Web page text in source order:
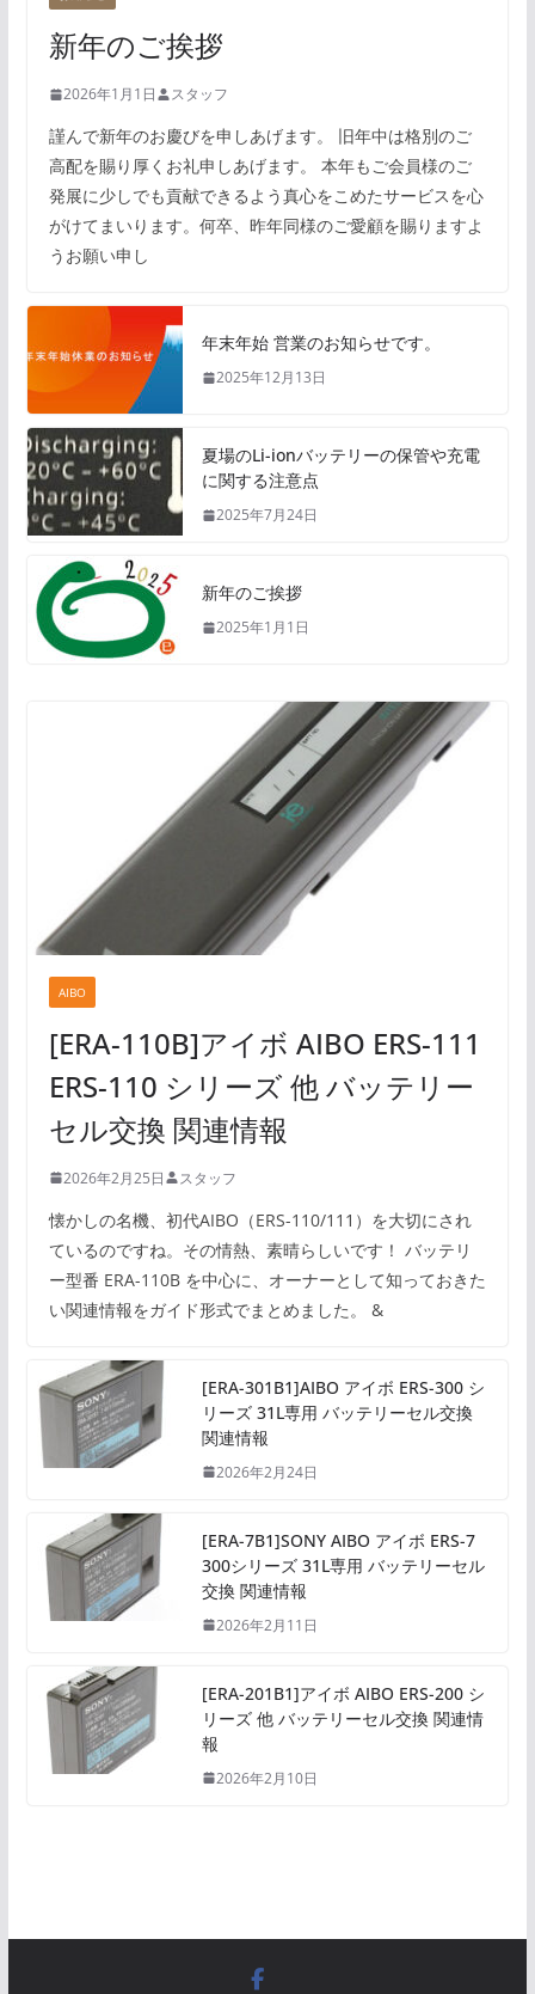
新年のご挨拶
2026年1月1日 スタッフ
謹んで新年のお慶びを申しあげます。 旧年中は格別のご
高配を賜り厚くお礼申しあげます。 本年もご会員様のご
発展に少しでも貢献できるよう真心をこめたサービスを心
がけてまいります。何卒、昨年同様のご愛顧を賜りますよ
うお願い申し
年末年始 営業のお知らせです。
2025年12月13日
夏場のLi-ionバッテリーの保管や充電
に関する注意点
2025年7月24日
新年のご挨拶
2025年1月1日
AIBO
[ERA-110B]アイボ AIBO ERS-111
ERS-110 シリーズ 他 バッテリー
セル交換 関連情報
2026年2月25日 スタッフ
懐かしの名機、初代AIBO（ERS-110/111）を大切にされ
ているのですね。その情熱、素晴らしいです！ バッテリ
ー型番 ERA-110B を中心に、オーナーとして知っておきた
い関連情報をガイド形式でまとめました。 &
[ERA-301B1]AIBO アイボ ERS-300 シ
リーズ 31L専用 バッテリーセル交換
関連情報
2026年2月24日
[ERA-7B1]SONY AIBO アイボ ERS-7
300シリーズ 31L専用 バッテリーセル
交換 関連情報
2026年2月11日
[ERA-201B1]アイボ AIBO ERS-200 シ
リーズ 他 バッテリーセル交換 関連情
報
2026年2月10日